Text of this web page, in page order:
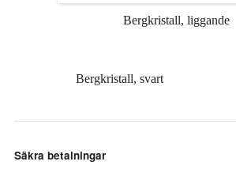
Bergkristall, liggande
Bergkristall, svart
Säkra betalningar